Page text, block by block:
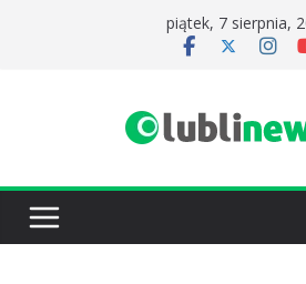
piątek, 7 sierpnia,